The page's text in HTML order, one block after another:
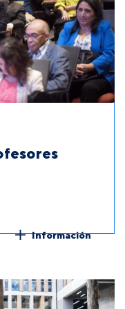
Información